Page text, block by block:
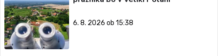
6. 8. 2026 ob 15:38